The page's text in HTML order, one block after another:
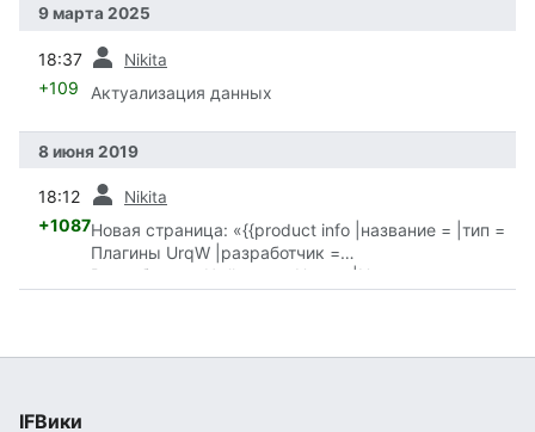
9 марта 2025
18:37 Nikita
+109 Актуализация данных
8 июня 2019
18:12 Nikita
+1087Новая страница: «{{product info |название = |тип =
Плагины UrqW |разработчик =
Разработчик::Цейковец, Никита|Никита…»
IFВики